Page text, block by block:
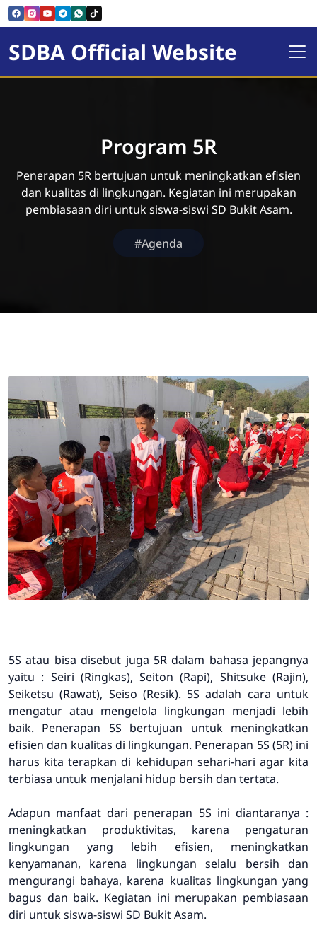
SDBA Official Website
Program 5R
Penerapan 5R bertujuan untuk meningkatkan efisien
dan kualitas di lingkungan. Kegiatan ini merupakan
pembiasaan diri untuk siswa-siswi SD Bukit Asam.
#Agenda
5S atau bisa disebut juga 5R dalam bahasa jepangnya
yaitu : Seiri (Ringkas), Seiton (Rapi), Shitsuke (Rajin),
Seiketsu (Rawat), Seiso (Resik). 5S adalah cara untuk
mengatur atau mengelola lingkungan menjadi lebih
baik. Penerapan 5S bertujuan untuk meningkatkan
efisien dan kualitas di lingkungan. Penerapan 5S (5R) ini
harus kita terapkan di kehidupan sehari-hari agar kita
terbiasa untuk menjalani hidup bersih dan tertata.
Adapun manfaat dari penerapan 5S ini diantaranya :
meningkatkan produktivitas, karena pengaturan
lingkungan yang lebih efisien, meningkatkan
kenyamanan, karena lingkungan selalu bersih dan
mengurangi bahaya, karena kualitas lingkungan yang
bagus dan baik. Kegiatan ini merupakan pembiasaan
diri untuk siswa-siswi SD Bukit Asam.